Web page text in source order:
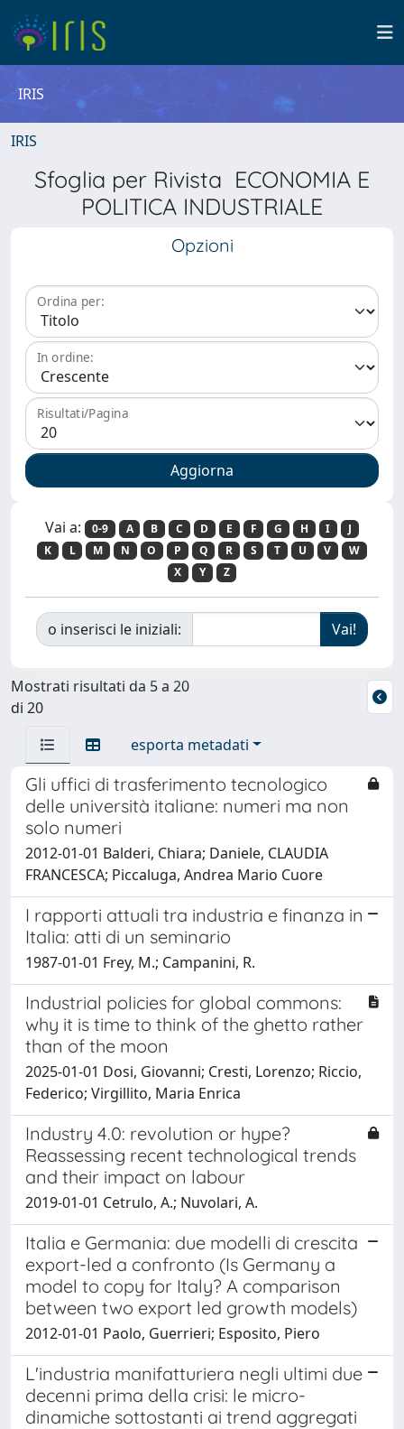
IRIS
IRIS
Sfoglia per Rivista ECONOMIA E
POLITICA INDUSTRIALE
Opzioni
Ordina per:
In ordine:
Risultati/Pagina
Vai a: 0-9 A B C D E F G H I
J
K
L M N O P Q R S T U V
W
X
Y Z
o inserisci le iniziali:
Mostrati risultati da 5 a 20
di 20
esporta metadati
Gli uffici di trasferimento tecnologico
delle università italiane: numeri ma non
solo numeri
2012-01-01 Balderi, Chiara; Daniele, CLAUDIA
FRANCESCA; Piccaluga, Andrea Mario Cuore
I rapporti attuali tra industria e finanza in
Italia: atti di un seminario
1987-01-01 Frey, M.; Campanini, R.
Industrial policies for global commons:
why it is time to think of the ghetto rather
than of the moon
2025-01-01 Dosi, Giovanni; Cresti, Lorenzo; Riccio,
Federico; Virgillito, Maria Enrica
Industry 4.0: revolution or hype?
Reassessing recent technological trends
and their impact on labour
2019-01-01 Cetrulo, A.; Nuvolari, A.
Italia e Germania: due modelli di crescita
export-led a confronto (Is Germany a
model to copy for Italy? A comparison
between two export led growth models)
2012-01-01 Paolo, Guerrieri; Esposito, Piero
L'industria manifatturiera negli ultimi due
decenni prima della crisi: le micro-
dinamiche sottostanti ai trend aggregati